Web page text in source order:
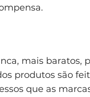
mais baratos,
produtos são
que as